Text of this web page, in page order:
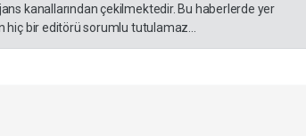
kanallarından çekilmektedir. Bu haberlerde yer
bir editörü sorumlu tutulamaz...